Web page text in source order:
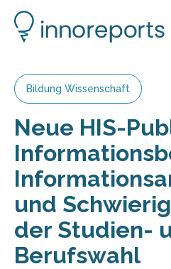
Bildung Wissenschaft
Neue HIS-
und
der Studien-
Berufswahl